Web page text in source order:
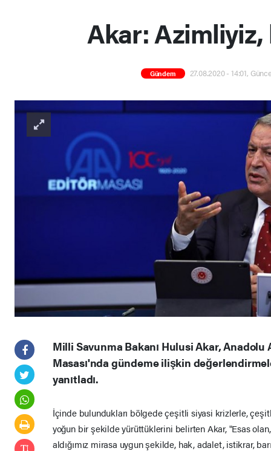
Akar: Azimliyiz,
Gündem 27.08.2020 - 14:01,
Milli Savunma Bakanı Hulusi Akar, Anadolu
Masası'nda gündeme ilişkin
yanıtladı.
İçinde bulundukları bölgede çeşitli siyasi krizlerle,
yoğun bir şekilde yürüttüklerini belirten Akar, "Esas
aldığımız mirasa uygun şekilde, hak, adalet, istikrar,